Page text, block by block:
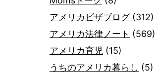
アメリカビザブログ(312)
アメリカ法律ノート (569)
アメリカ育児 (15)
うちのアメリカ暮らし (5)